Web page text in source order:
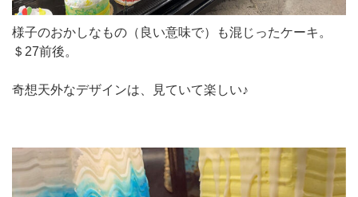
様子のおかしなもの（良い意味で）も混じったケーキ。
＄27前後。
奇想天外なデザインは、見ていて楽しい♪